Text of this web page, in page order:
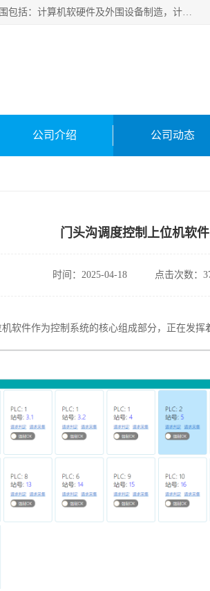
北京新万信息技术有限公司成立于2019年，注册地位于北京市怀柔区渤海镇。经营范围包括：计算机软硬件及外围设备制造，计算器设备制造，信息系统集成服务，网络与信息安全软件开发，计算机软硬件及辅助设备零售，计算机系统服务，仪器仪表、电力电子元器件、电子专用设备销售，电子专用设备制造，工业机器人销售，工业机器人制造，工业机器人安装、维修，智能机器人销售，软件开发、销售，电子元器件制造、零售、批发。
公司介绍 公司动态
门头沟调度控制上位机软件
时间：2025-04-18 点击次数：
软件作为控制系统的核心组成部分，正在发挥